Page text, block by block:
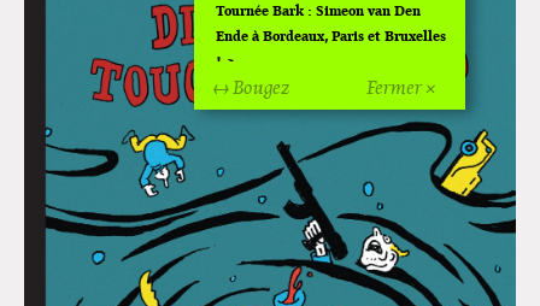
Fermer ×
↔ Bougez
Tournée Bark : Simeon van Den
Ende à Bordeaux, Paris et Bruxelles
!
Off Of Off d'Angoulême 2024
Superette de noël à Pola
L'exposition de Fungirl à
Montpellier !
Lancements de "Ras le bol" de
Cardon